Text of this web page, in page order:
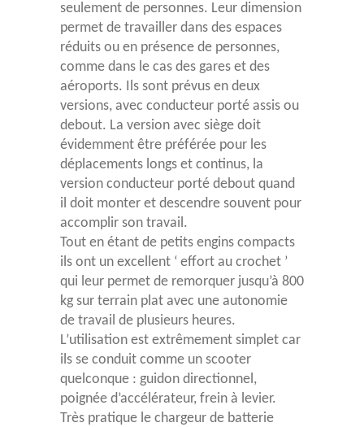
seulement de personnes. Leur dimension
permet de travailler dans des espaces
réduits ou en présence de personnes,
comme dans le cas des gares et des
aéroports. Ils sont prévus en deux
versions, avec conducteur porté assis ou
debout. La version avec siège doit
évidemment être préférée pour les
déplacements longs et continus, la
version conducteur porté debout quand
il doit monter et descendre souvent pour
accomplir son travail.
Tout en étant de petits engins compacts
ils ont un excellent ‘ effort au crochet ’
qui leur permet de remorquer jusqu’à 800
kg sur terrain plat avec une autonomie
de travail de plusieurs heures.
L’utilisation est extrêmement simplet car
ils se conduit comme un scooter
quelconque : guidon directionnel,
poignée d’accélérateur, frein à levier.
Très pratique le chargeur de batterie